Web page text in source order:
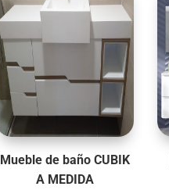
Mueble de baño CUBIK
A MEDIDA